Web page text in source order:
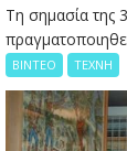
Τη σημασία
ΒΙΝΤΕΟ ΤΕΧΝΗ